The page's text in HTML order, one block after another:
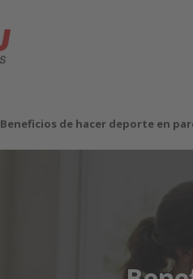
Beneficios de hacer deporte en